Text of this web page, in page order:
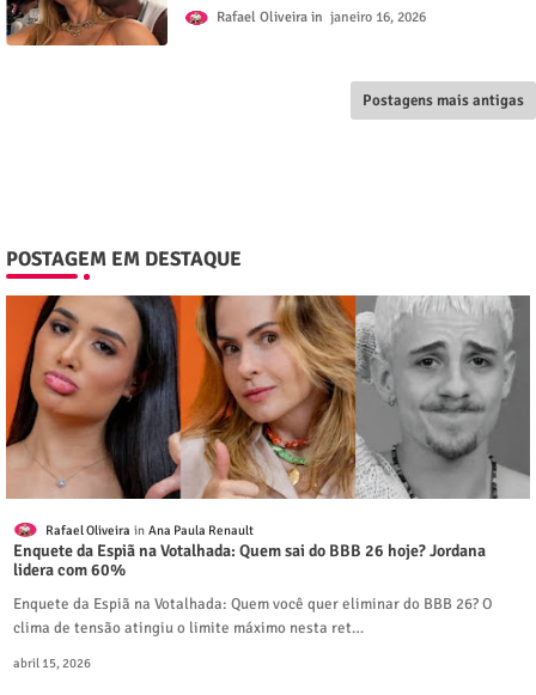
Rafael Oliveira janeiro 16, 2026
Postagens mais antigas
POSTAGEM EM DESTAQUE
Rafael Oliveira Ana Paula Renault
Enquete da Espiã na Votalhada: Quem sai do BBB 26 hoje? Jordana
lidera com 60%
Enquete da Espiã na Votalhada: Quem você quer eliminar do BBB 26? O
clima de tensão atingiu o limite máximo nesta ret…
abril 15, 2026